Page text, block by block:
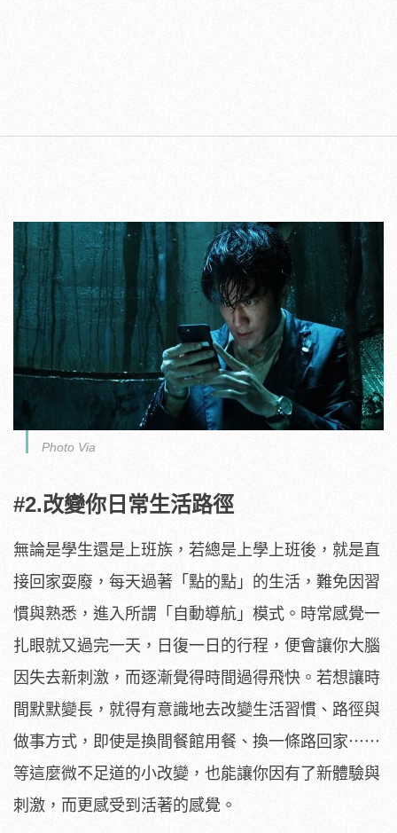
Photo Via
#2.改變你日常生活路徑
無論是學生還是上班族，若總是上學上班後，就是直
接回家耍廢，每天過著「點的點」的生活，難免因習
慣與熟悉，進入所謂「自動導航」模式。時常感覺一
扎眼就又過完一天，日復一日的行程，便會讓你大腦
因失去新刺激，而逐漸覺得時間過得飛快。若想讓時
間默默變長，就得有意識地去改變生活習慣、路徑與
做事方式，即使是換間餐館用餐、換一條路回家⋯⋯
等這麼微不足道的小改變，也能讓你因有了新體驗與
刺激，而更感受到活著的感覺。